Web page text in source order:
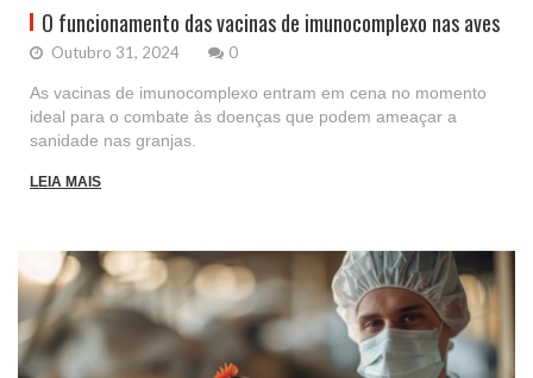
O funcionamento das vacinas de imunocomplexo nas aves
Outubro 31, 2024 0
As vacinas de imunocomplexo entram em cena no momento
ideal para o combate às doenças que podem ameaçar a
sanidade nas granjas.
LEIA MAIS